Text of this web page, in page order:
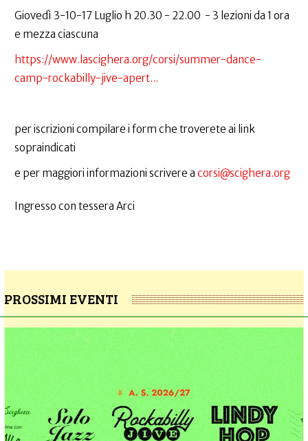
Giovedì 3-10-17 Luglio h 20.30 - 22.00 - 3 lezioni da 1 ora
e mezza ciascuna
https://www.lascighera.org/corsi/summer-dance-
camp-rockabilly-jive-apert...
per iscrizioni compilare i form che troverete ai link
sopraindicati
e per maggiori informazioni scrivere a corsi@scighera.org
Ingresso con tessera Arci
PROSSIMI EVENTI